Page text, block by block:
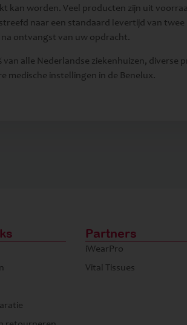
kan worden. Veel producten zijn uit
naar een standaard levertijd van twee
ontvangst van uw opdracht.
van alle Nederlandse ziekenhuizen, diverse
medische instellingen in de Benelux.
Partners
iWearPro
Vital Tissues